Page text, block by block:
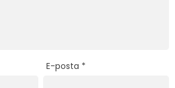
E-posta *